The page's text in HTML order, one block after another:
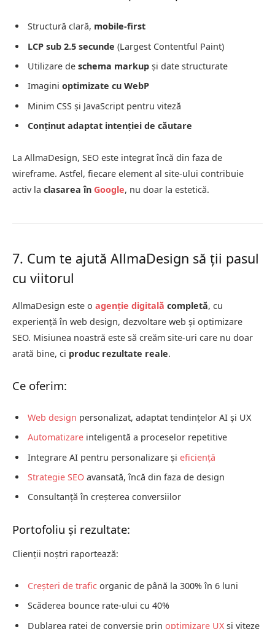
Structură clară, mobile-first
LCP sub 2.5 secunde (Largest Contentful Paint)
Utilizare de schema markup și date structurate
Imagini optimizate cu WebP
Minim CSS și JavaScript pentru viteză
Conținut adaptat intenției de căutare
La AllmaDesign, SEO este integrat încă din faza de
wireframe. Astfel, fiecare element al site-ului contribuie
activ la clasarea în Google , nu doar la estetică.
7. Cum te ajută AllmaDesign să ții pasul
cu viitorul
AllmaDesign este o agenție digitală completă , cu
experiență în web design, dezvoltare web și optimizare
SEO. Misiunea noastră este să creăm site-uri care nu doar
arată bine, ci produc rezultate reale
Ce oferim:
Web design personalizat, adaptat tendințelor AI și UX
Automatizare inteligentă a proceselor repetitive
Integrare AI pentru personalizare și eficiență
Strategie SEO avansată, încă din faza de design
Consultanță în creșterea conversiilor
Portofoliu și rezultate:
Clienții noștri raportează:
Creșteri de trafic organic de până la 300% în 6 luni
Scăderea bounce rate-ului cu 40%
Dublarea ratei de conversie prin optimizare UX și viteze